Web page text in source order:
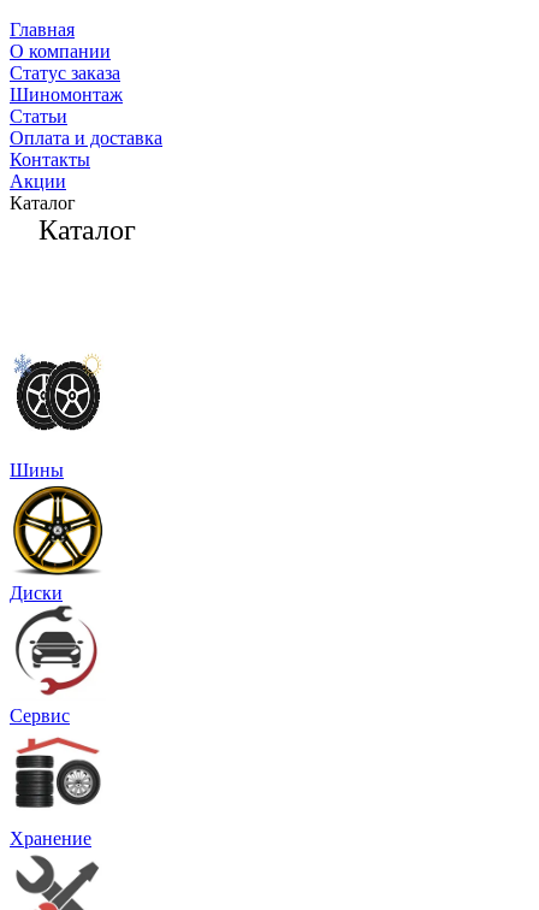
Главная
О компании
Статус заказа
Шиномонтаж
Статьи
Оплата и доставка
Контакты
Акции
Каталог
Каталог
Шины
Диски
Сервис
Хранение